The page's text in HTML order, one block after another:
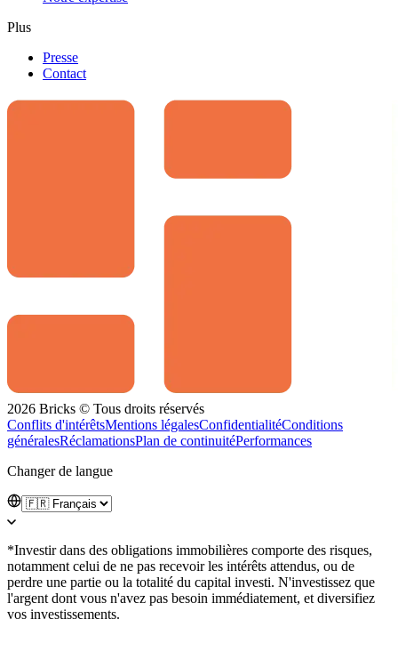
Plus
Presse
Contact
2026 Bricks © Tous droits réservés
Conflits d'intérêtsMentions légalesConfidentialitéConditions
généralesRéclamationsPlan de continuitéPerformances
Changer de langue
*Investir dans des obligations immobilières comporte des risques,
notamment celui de ne pas recevoir les intérêts attendus, ou de
perdre une partie ou la totalité du capital investi. N'investissez que
l'argent dont vous n'avez pas besoin immédiatement, et diversifiez
vos investissements.